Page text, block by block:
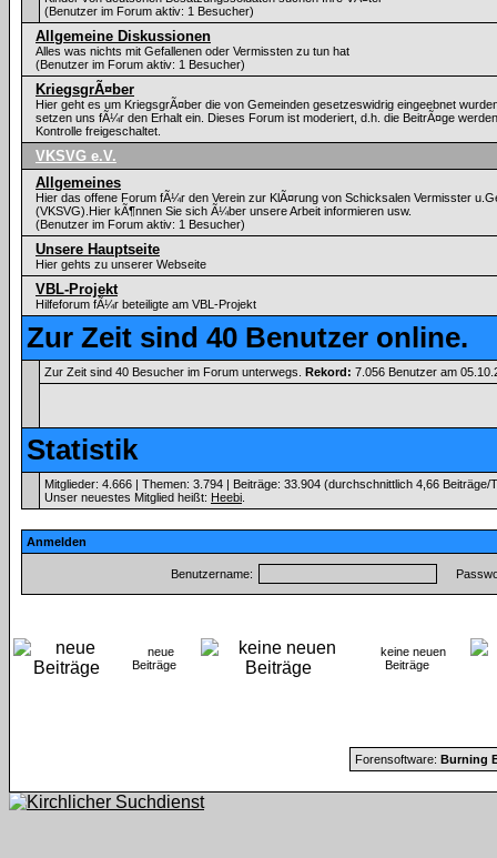
(Benutzer im Forum aktiv: 1 Besucher)
Allgemeine Diskussionen
Alles was nichts mit Gefallenen oder Vermissten zu tun hat
(Benutzer im Forum aktiv: 1 Besucher)
KriegsgrÃ¤ber
Hier geht es um KriegsgrÃ¤ber die von Gemeinden gesetzeswidrig eingeebnet
setzen uns fÃ¼r den Erhalt ein. Dieses Forum ist moderiert, d.h. die BeitrÃ¤ge
Kontrolle freigeschaltet.
VKSVG e.V.
Allgemeines
Hier das offene Forum fÃ¼r den Verein zur KlÃ¤rung von Schicksalen Vermisster
(VKSVG).Hier kÃ¶nnen Sie sich Ã¼ber unsere Arbeit informieren usw.
(Benutzer im Forum aktiv: 1 Besucher)
Unsere Hauptseite
Hier gehts zu unserer Webseite
VBL-Projekt
Hilfeforum fÃ¼r beteiligte am VBL-Projekt
Zur Zeit sind 40 Benutzer online.
Zur Zeit sind 40 Besucher im Forum unterwegs. Rekord: 7.056 Benutzer am
Statistik
Mitglieder: 4.666 | Themen: 3.794 | Beiträge: 33.904 (durchschnittlich 4,66 Beiträge/
Unser neuestes Mitglied heißt: Heebi
Anmelden
Benutzername:
neue
Beiträge
keine neuen
Beiträge
Forensoftware: Burning